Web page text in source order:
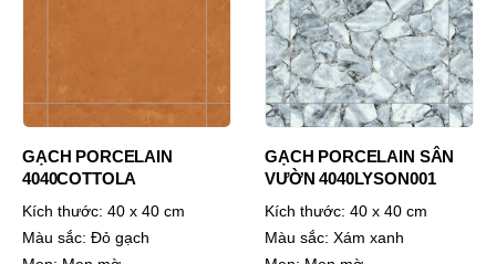
GẠCH PORCELAIN
4040COTTOLA
Kích thước: 40 x 40 cm
Màu sắc: Đỏ gạch
GẠCH PORCELAIN SÂN
VƯỜN 4040LYSON001
Kích thước: 40 x 40 cm
Màu sắc: Xám xanh